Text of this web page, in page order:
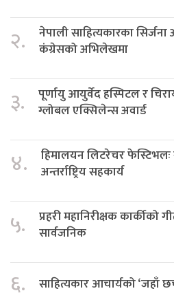
२.
नेपाली साहित्यकारका
कंग्रेसको अभिलेखमा
३.
पूर्णायु आयुर्वेद हस्पिटल र
ग्लोबल एक्सिलेन्स अवार्ड
४.
हिमालयन लिटरेचर फेस्टिभलः
अन्तर्राष्ट्रिय सहकार्य
५.
प्रहरी महानिरीक्षक कार्कीको
सार्वजनिक
६. साहित्यकार आचार्यको ‘जहाँ